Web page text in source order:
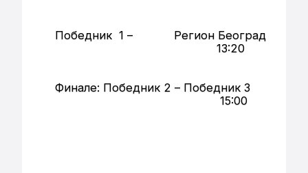
Победник 1 – Регион Београд
13:20
Финале: Победник 2 – Победник 3
15:00